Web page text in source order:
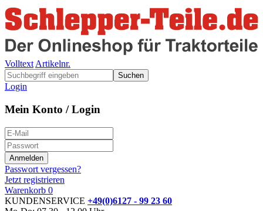
Volltext Artikelnr.
Suchen
Login
Mein Konto / Login
Passwort vergessen?
Jetzt registrieren
Warenkorb 0
KUNDENSERVICE +49(0)6127 - 99 23 60